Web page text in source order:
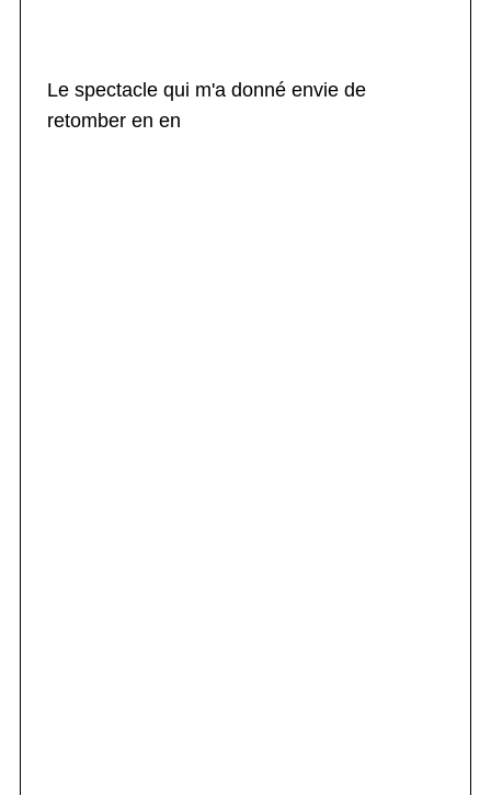
Le spectacle qui m'a donné envie de
retomber en en